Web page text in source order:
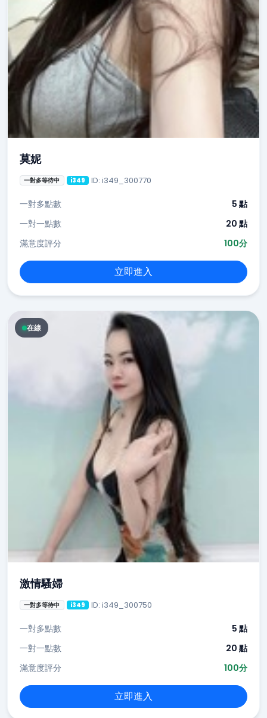
莫妮
一對多等待中 i349 ID: i349_300770
一對多點數
5 點
一對一點數
20 點
滿意度評分
100分
立即進入
在線
激情騷婦
一對多等待中 i349 ID: i349_300750
一對多點數
5 點
一對一點數
20 點
滿意度評分
100分
立即進入